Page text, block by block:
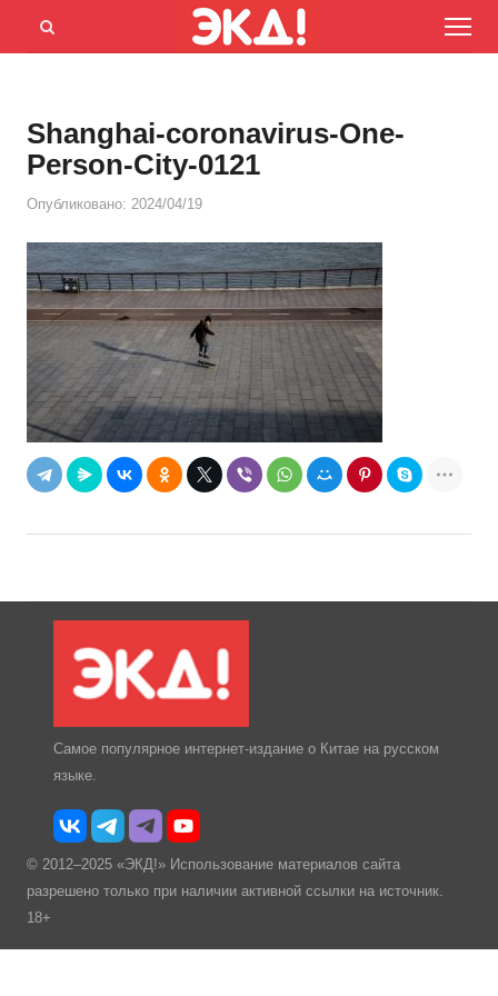
Menu
Открыть
Shanghai-coronavirus-One-
Person-City-0121
Опубликовано: 2024/04/19
Самое популярное интернет-издание о Китае на русском
языке.
© 2012–2025 «ЭКД!» Использование материалов сайта
разрешено только при наличии активной ссылки на источник.
18+